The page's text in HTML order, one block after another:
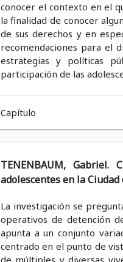
conocer el contexto en el
la finalidad de conocer
de sus derechos y en
recomendaciones para el
estrategias y políticas
participación de las
Capítulo
TENENBAUM, Gabriel.
adolescentes en la Ciudad
La investigación se
operativos de detención
apunta a un conjunto
centrado en el punto de
de múltiples y diversas